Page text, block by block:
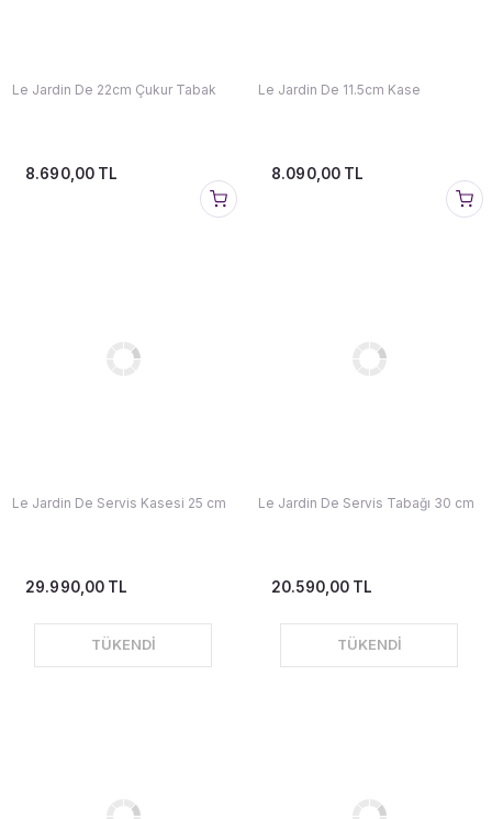
Le Jardin De 22cm Çukur Tabak
8.690,00 TL
Le Jardin De 11.5cm Kase
8.090,00 TL
Le Jardin De Servis Kasesi 25 cm
29.990,00 TL
TÜKENDİ
Le Jardin De Servis Tabağı 30 cm
20.590,00 TL
TÜKENDİ